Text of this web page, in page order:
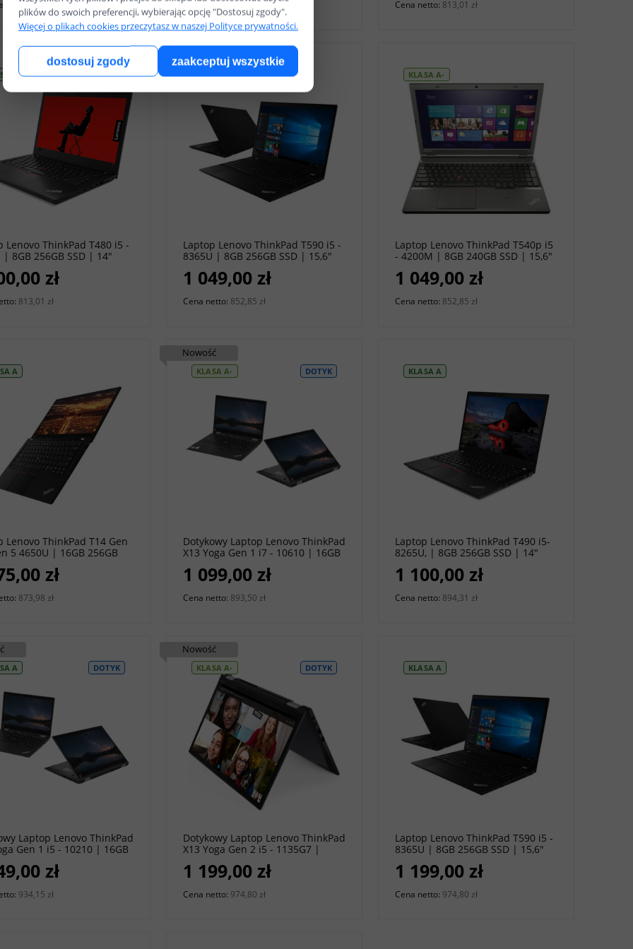
792,68 zł Cena netto:812,20 zł Cena netto: 813,01 zł
Lenovo ThinkPad T480 i5 -
| 8GB 256GB SSD | 14"
zł
813,01 zł
do koszyka
A
Laptop Lenovo ThinkPad T590 i5 -
8365U | 8GB 256GB SSD | 15,6"
1 049,00 zł
Cena netto: 852,85 zł
do koszyka
KLASA A-
Laptop Lenovo ThinkPad T540p i5
- 4200M | 8GB 240GB SSD | 15,6"
Professional [A-]
1 049,00 zł
Cena netto: 852,85 zł
KLASA A-
Lenovo ThinkPad T14 Gen
5 4650U | 16GB 256GB
[A]
zł
873,98 zł
do koszyka
A
Dotykowy Laptop Lenovo ThinkPad
X13 Yoga Gen 1 i7 - 10610 | 16GB
Windows 11 Pro [A-]
1 099,00 zł
Cena netto: 893,50 zł
KLASA A- DOTYK
Nowość
Laptop Lenovo ThinkPad T490 i5-
8265U, | 8GB 256GB SSD | 14"
1 100,00 zł
Cena netto: 894,31 zł
do koszyka
KLASA A
Laptop Lenovo ThinkPad
Gen 1 i5 - 10210 | 16GB
11 Pro [A]
zł
934,15 zł
A DOTYK
Dotykowy Laptop Lenovo ThinkPad
X13 Yoga Gen 2 i5 - 1135G7 |
1200 | Windows 11 Pro + Rysik
1 199,00 zł
Cena netto: 974,80 zł
do koszyka
KLASA A- DOTYK
Nowość
Laptop Lenovo ThinkPad T590 i5 -
8365U | 8GB 256GB SSD | 15,6"
1 199,00 zł
Cena netto: 974,80 zł
do koszyka
KLASA A
plików do swoich preferencji, wybierając opcję "Dostosuj zgody".
Więcej o plikach cookies przeczytasz w naszej Polityce prywatności.
dostosuj zgody zaakceptuj wszystkie